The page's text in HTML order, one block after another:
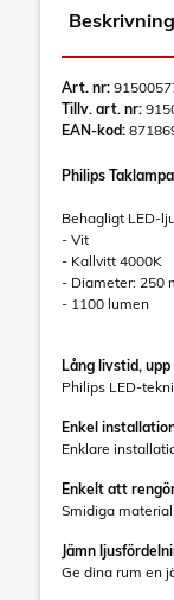
Beskrivning
Art. nr:
Tillv. art. nr:
EAN-kod:
Philips
Behagligt LED-
- Vit
- Kallvitt 4000K
- Diameter: 250
- 1100 lumen
Lång livstid,
Philips LED-
Enkel
Enklare
Enkelt att
Smidiga
Jämn
Ge dina rum en